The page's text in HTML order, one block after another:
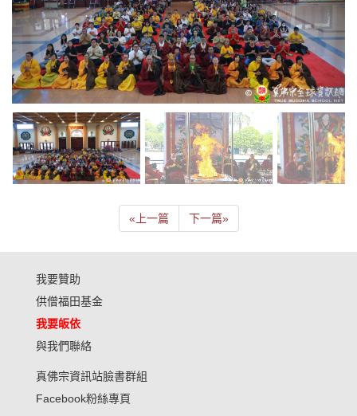
« 上一篇 下一篇»
我要贊助
供僧福田基金
我要皈依
與我們聯絡
真佛宗資訊站臉書群組
Facebook粉絲專頁